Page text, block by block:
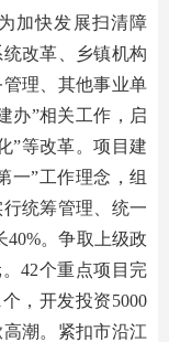
加快发展扫清障
改革、乡镇机构
理、其他事业单
办”相关工作，启
”等改革。项目建
一”工作理念，组
统筹管理、统一
40%。争取上级政
42个重点项目完
，开发投资5000
潮。紧扣市沿江